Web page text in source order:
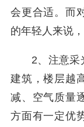
会更合适。而
的年轻人来说
2、注意采
建筑，楼层越
减、空气质量
方面有一定优